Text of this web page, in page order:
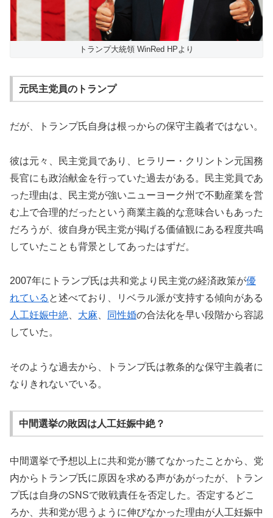
トランプ大統領 WinRed HPより
元民主党員のトランプ
だが、トランプ氏自身は根っからの保守主義者ではない。
彼は元々、民主党員であり、ヒラリー・クリントン元国務
長官にも政治献金を行っていた過去がある。民主党員であ
った理由は、民主党が強いニューヨーク州で不動産業を営
む上で合理的だったという商業主義的な意味合いもあった
だろうが、彼自身が民主党が掲げる価値観にある程度共鳴
していたことも背景としてあったはずだ。
2007年にトランプ氏は共和党より民主党の経済政策が優
れている と述べており、リベラル派が支持する傾向がある
人工妊娠中絶
大麻 同性婚の合法化を早い段階から容認
していた。
そのような過去から、トランプ氏は教条的な保守主義者に
なりきれないでいる。
中間選挙の敗因は人工妊娠中絶？
中間選挙で予想以上に共和党が勝てなかったことから、党
内からトランプ氏に原因を求める声があがったが、トラン
プ氏は自身のSNSで敗戦責任を否定した。否定するどこ
ろか、共和党が思うように伸びなかった理由が人工妊娠中